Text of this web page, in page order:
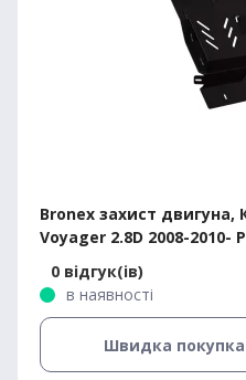
Bronex захист двигуна,
Voyager 2.8D 2008-2010-
0 відгук(ів)
в наявності
Швидка покупка